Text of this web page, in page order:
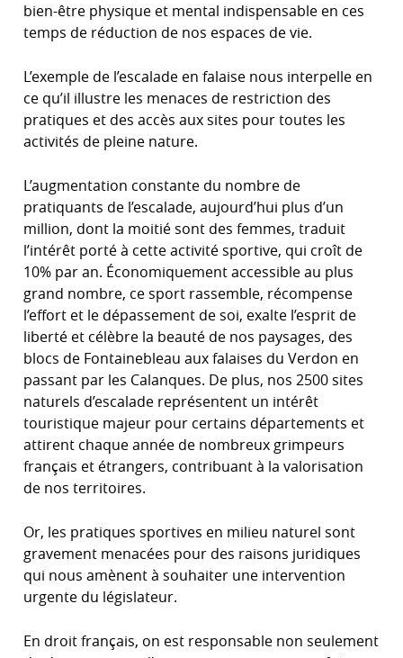
bien-être physique et mental indispensable en ces
temps de réduction de nos espaces de vie.
L’exemple de l’escalade en falaise nous interpelle en
ce qu’il illustre les menaces de restriction des
pratiques et des accès aux sites pour toutes les
activités de pleine nature.
L’augmentation constante du nombre de
pratiquants de l’escalade, aujourd’hui plus d’un
million, dont la moitié sont des femmes, traduit
l’intérêt porté à cette activité sportive, qui croît de
10% par an. Économiquement accessible au plus
grand nombre, ce sport rassemble, récompense
l’effort et le dépassement de soi, exalte l’esprit de
liberté et célèbre la beauté de nos paysages, des
blocs de Fontainebleau aux falaises du Verdon en
passant par les Calanques. De plus, nos 2500 sites
naturels d’escalade représentent un intérêt
touristique majeur pour certains départements et
attirent chaque année de nombreux grimpeurs
français et étrangers, contribuant à la valorisation
de nos territoires.
Or, les pratiques sportives en milieu naturel sont
gravement menacées pour des raisons juridiques
qui nous amènent à souhaiter une intervention
urgente du législateur.
En droit français, on est responsable non seulement